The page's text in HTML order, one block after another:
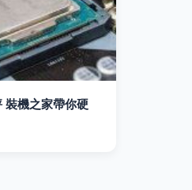
機之家帶你硬